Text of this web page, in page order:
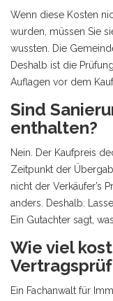
Wenn diese Kosten
wurden, müssen Sie
wussten. Die
Deshalb ist die
Auflagen vor dem
Sind
enthalten?
Nein. Der Kaufpreis
Zeitpunkt der
nicht der Verkäufer’s
anders. Deshalb:
Ein Gutachter sagt,
Wie viel
Ein Fachanwalt für